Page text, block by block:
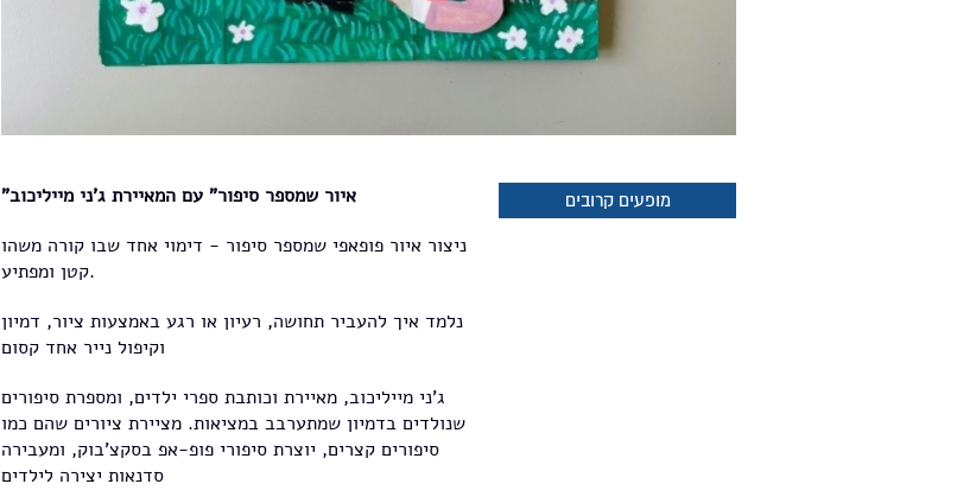
"איור שמספר סיפור" עם המאיירת ג'ני מייליכוב
ניצור איור פופאפי שמספר סיפור - דימוי אחד שבו קורה משהו
קטן ומפתיע.
נלמד איך להעביר תחושה, רעיון או רגע באמצעות ציור, דמיון
וקיפול נייר אחד קסום
ג’ני מייליכוב, מאיירת וכותבת ספרי ילדים, ומספרת סיפורים
שנולדים בדמיון שמתערבב במציאות. מציירת ציורים שהם כמו
סיפורים קצרים, יוצרת סיפורי פופ-אפ בסקצ’בוק, ומעבירה
סדנאות יצירה לילדים
מופעים קרובים